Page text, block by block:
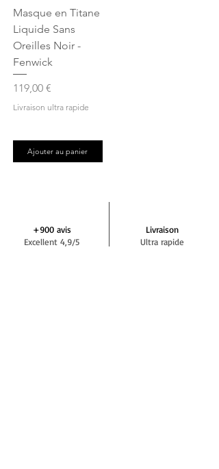
Masque en Titane
Liquide Sans
Oreilles Noir -
Fenwick
Prix
119,00 €
Livraison ultra rapide
Ajouter au panier
+900 avis
Excellent 4,9/5
Livraison
Ultra rapide